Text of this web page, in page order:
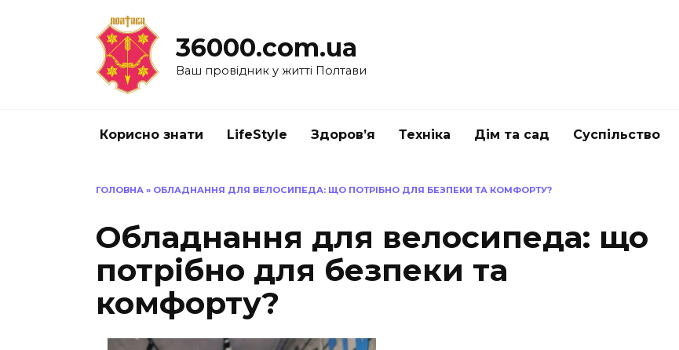
36000.com.ua
Ваш провідник у житті Полтави
Корисно знати LifeStyle Здоров’я Техніка Дім та сад Суспільство
ГОЛОВНА » ОБЛАДНАННЯ ДЛЯ ВЕЛОСИПЕДА: ЩО ПОТРІБНО ДЛЯ БЕЗПЕКИ ТА КОМФОРТУ?
Обладнання для велосипеда: що
потрібно для безпеки та
комфорту?